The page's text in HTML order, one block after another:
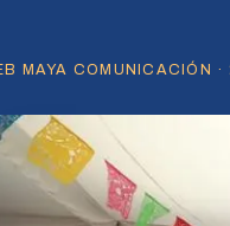
MAYA COMUNICACIÓN